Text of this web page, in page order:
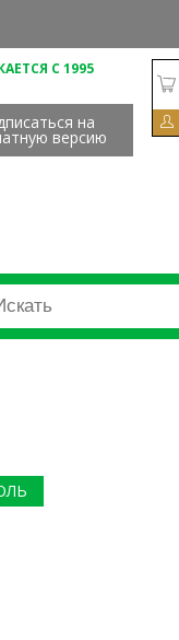
С 1995
на
версию